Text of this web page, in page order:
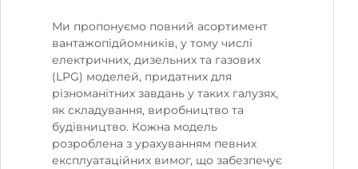
Ми пропонуємо повний асортимент
вантажопідйомників, у тому числі
електричних, дизельних та газових
(LPG) моделей, придатних для
різноманітних завдань у таких галузях,
як складування, виробництво та
будівництво. Кожна модель
розроблена з урахуванням певних
експлуатаційних вимог, що забезпечує